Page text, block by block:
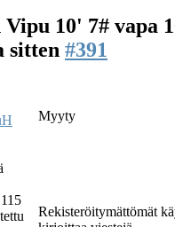
10' 7# vapa
sitten #391
Myyty
Rekisteröitymättömät